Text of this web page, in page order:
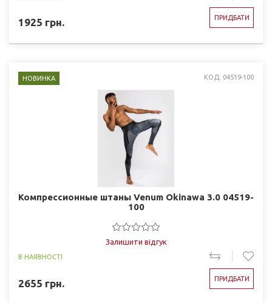
1925 грн. ПРИДБАТИ
НОВИНКА КОД: 04519-100
Компрессионные штаны Venum Okinawa 3.0 04519-
100
Залишити відгук
В НАЯВНОСТІ
2655 грн. ПРИДБАТИ